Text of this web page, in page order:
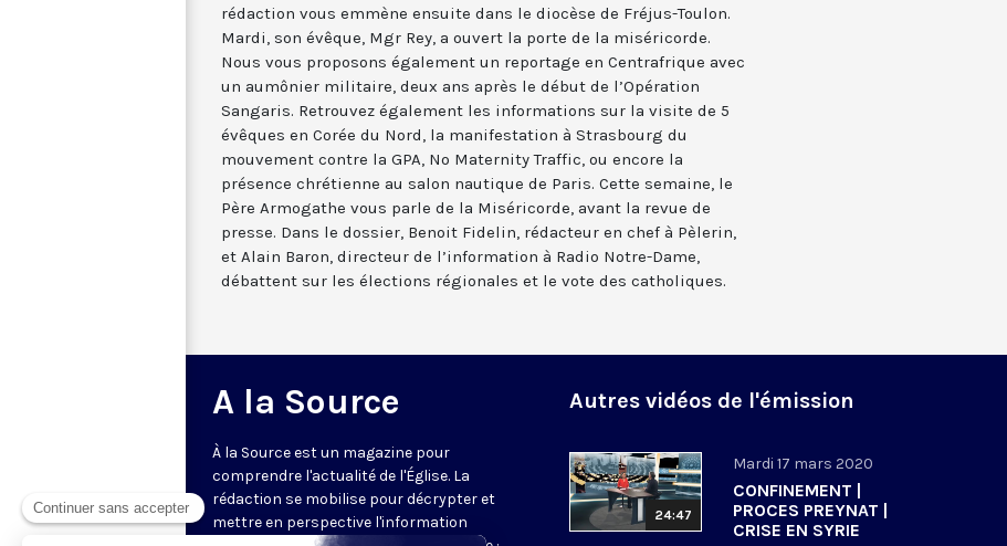
rédaction vous emmène ensuite dans le diocèse de Fréjus-Toulon.
Mardi, son évêque, Mgr Rey, a ouvert la porte de la miséricorde.
Nous vous proposons également un reportage en Centrafrique avec
un aumônier militaire, deux ans après le début de l’Opération
Sangaris. Retrouvez également les informations sur la visite de 5
évêques en Corée du Nord, la manifestation à Strasbourg du
mouvement contre la GPA, No Maternity Traffic, ou encore la
présence chrétienne au salon nautique de Paris. Cette semaine, le
Père Armogathe vous parle de la Miséricorde, avant la revue de
presse. Dans le dossier, Benoit Fidelin, rédacteur en chef à Pèlerin,
et Alain Baron, directeur de l’information à Radio Notre-Dame,
débattent sur les élections régionales et le vote des catholiques.
A la Source
À la Source est un magazine pour
comprendre l'actualité de l'Église. La
rédaction se mobilise pour décrypter et
mettre en perspective l'information
Autres vidéos de l'émission
24:47
Mardi 17 mars 2020
CONFINEMENT |
PROCES PREYNAT |
CRISE EN SYRIE